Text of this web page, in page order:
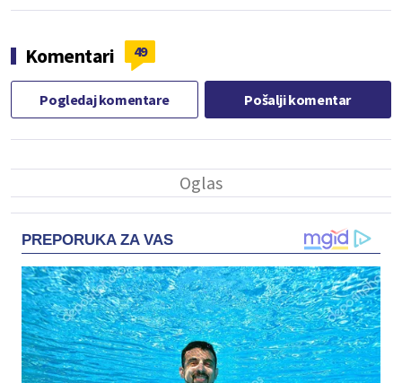
Komentari 49
Pogledaj komentare Pošalji komentar
PREPORUKA ZA VAS